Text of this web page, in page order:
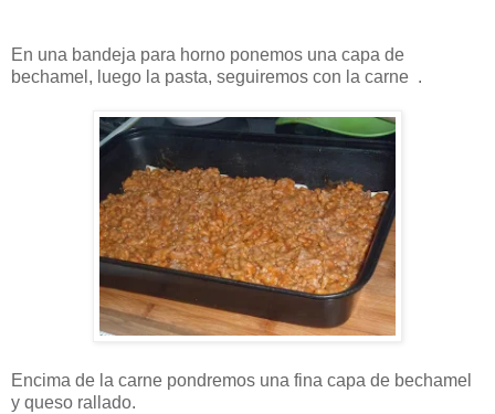
En una bandeja para horno ponemos una capa de
bechamel, luego la pasta, seguiremos con la carne .
Encima de la carne pondremos una fina capa de bechamel
y queso rallado.